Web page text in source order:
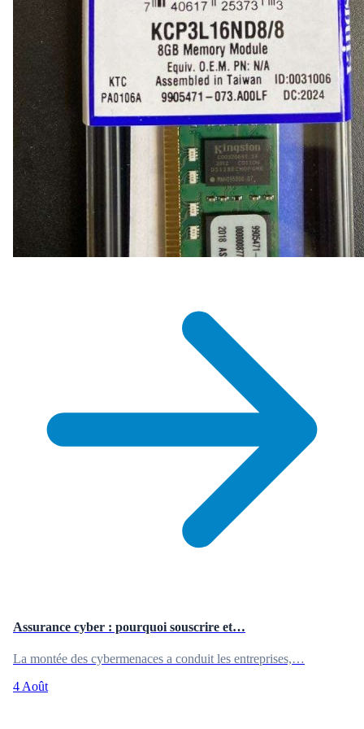
Assurance cyber : pourquoi souscrire et…
La montée des cybermenaces a conduit les entreprises,…
4 Août